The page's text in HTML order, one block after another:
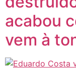
acabou
vem à